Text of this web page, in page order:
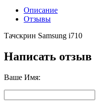
Описание
Отзывы
Тачскрин Samsung i710
Написать отзыв
Ваше Имя: